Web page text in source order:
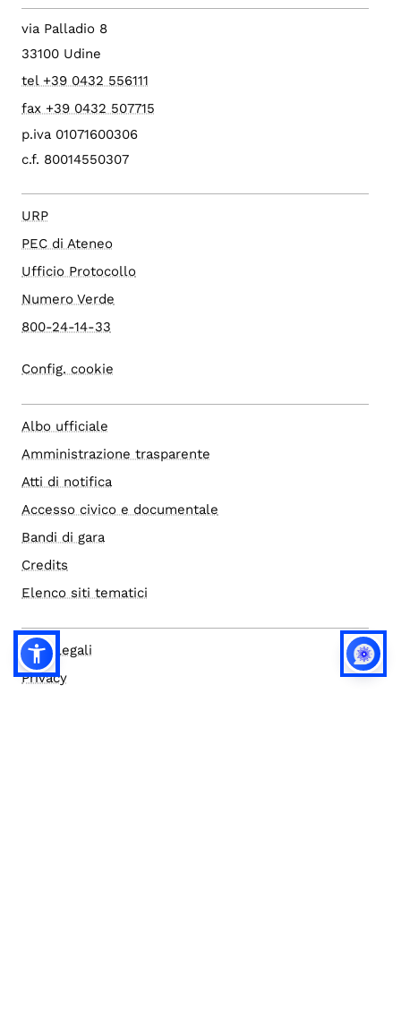
via Palladio 8
33100 Udine
tel +39 0432 556111
fax +39 0432 507715
p.iva 01071600306
c.f. 80014550307
URP
PEC di Ateneo
Ufficio Protocollo
Numero Verde
800-24-14-33
Config. cookie
Albo ufficiale
Amministrazione trasparente
Atti di notifica
Accesso civico e documentale
Bandi di gara
Credits
Elenco siti tematici
Note legali
Privacy